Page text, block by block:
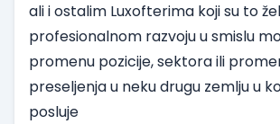
ali i ostalim Luxofterima koji su to
profesionalnom razvoju u smislu
promenu pozicije, sektora ili
preseljenja u neku drugu zemlju u
posluje